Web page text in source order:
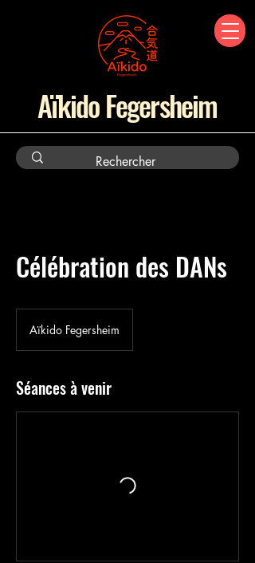
Aïkido Fegersheim
Célébration des DANs
Aïkido Fegersheim
Séances à venir